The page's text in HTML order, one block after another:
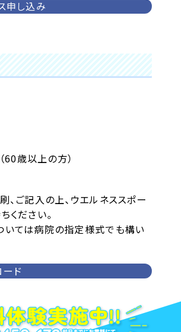
申し込み
60歳以上の方）
、ご記入の上、ウエルネススポー
ください。
ては病院の指定様式でも構い
ド